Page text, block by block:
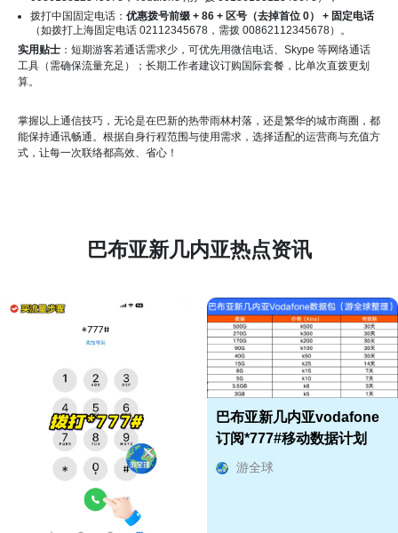
拨打中国固定电话：优惠拨号前缀 + 86 + 区号（去掉首位 0） + 固定电话
（如拨打上海固定电话 02112345678，需拨 00862112345678）。
实用贴士 ：短期游客若通话需求少，可优先用微信电话、Skype 等网络通话
工具（需确保流量充足）；长期工作者建议订购国际套餐，比单次直拨更划
算。
掌握以上通信技巧，无论是在巴新的热带雨林村落，还是繁华的城市商圈，都
能保持通讯畅通。根据自身行程范围与使用需求，选择适配的运营商与充值方
式，让每一次联络都高效、省心！
巴布亚新几内亚热点资讯
巴布亚新几内亚vodafone
订阅*777#移动数据计划
游全球